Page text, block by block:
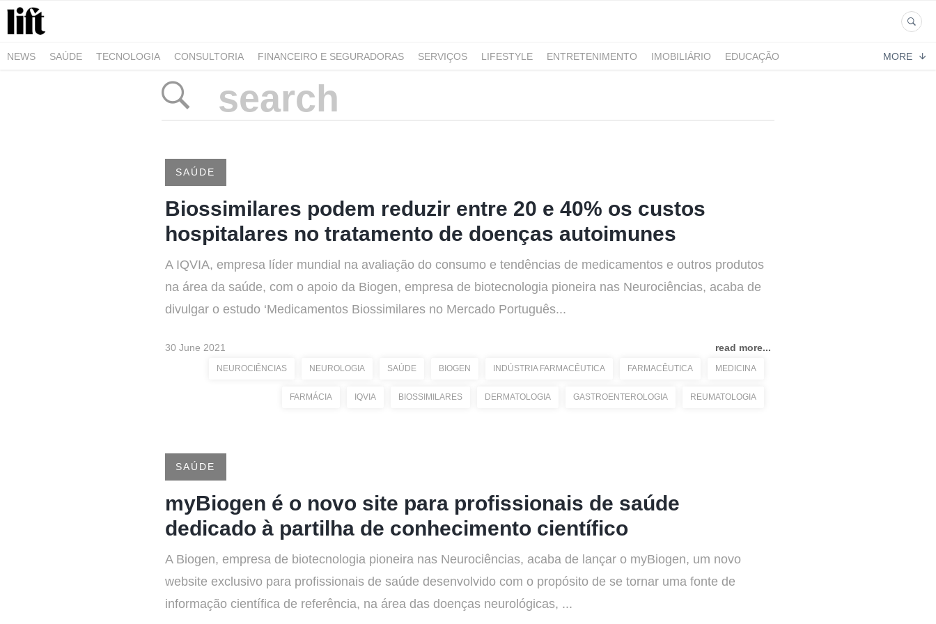
NEWS SAÚDE TECNOLOGIA CONSULTORIA FINANCEIRO E SEGURADORAS SERVIÇOS LIFESTYLE ENTRETENIMENTO IMOBILIÁRIO
EDUCAÇÃO
NEGÓCIOS & EMPRESAS
MORE
SAÚDE
Biossimilares podem reduzir entre 20 e 40% os custos
hospitalares no tratamento de doenças autoimunes
A IQVIA, empresa líder mundial na avaliação do consumo e tendências de medicamentos e outros produtos
na área da saúde, com o apoio da Biogen, empresa de biotecnologia pioneira nas Neurociências, acaba de
divulgar o estudo ‘Medicamentos Biossimilares no Mercado Português...
30 June 2021 read more...
NEUROCIÊNCIAS NEUROLOGIA SAÚDE BIOGEN INDÚSTRIA FARMACÊUTICA FARMACÊUTICA MEDICINA
FARMÁCIA IQVIA BIOSSIMILARES DERMATOLOGIA GASTROENTEROLOGIA REUMATOLOGIA
SAÚDE
myBiogen é o novo site para profissionais de saúde
dedicado à partilha de conhecimento científico
A Biogen, empresa de biotecnologia pioneira nas Neurociências, acaba de lançar o myBiogen, um novo
website exclusivo para profissionais de saúde desenvolvido com o propósito de se tornar uma fonte de
informação científica de referência, na área das doenças neurológicas, ...